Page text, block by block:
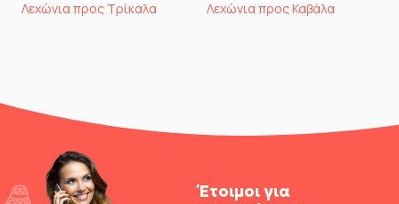
Λεχώνια προς Τρίκαλα
Λεχώνια προς Καβάλα
Έτοιμοι για